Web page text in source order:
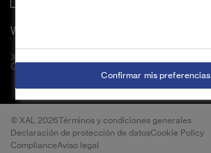
We are member of
footer.logo
© XAL 2026Términos y condiciones generales
Declaración de protección de datosCookie Policy
ComplianceAviso legal
Confirmar mis preferencias